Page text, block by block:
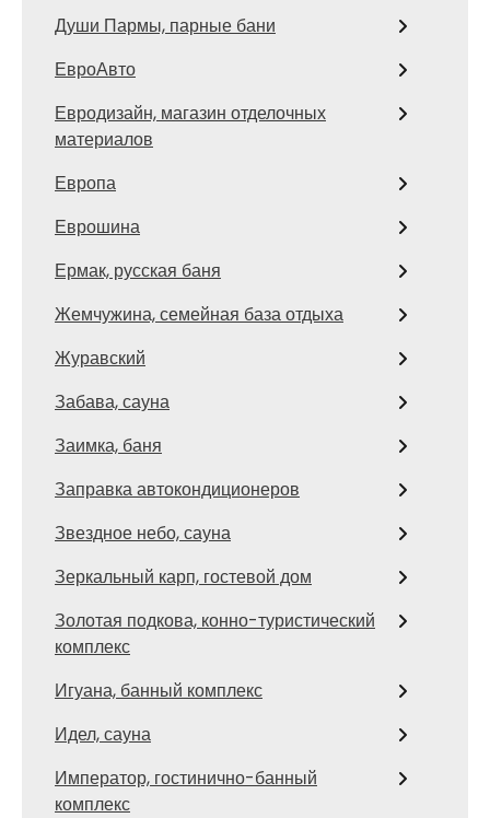
Души Пармы, парные бани
ЕвроАвто
Евродизайн, магазин отделочных
материалов
Европа
Еврошина
Ермак, русская баня
Жемчужина, семейная база отдыха
Журавский
Забава, сауна
Заимка, баня
Заправка автокондиционеров
Звездное небо, сауна
Зеркальный карп, гостевой дом
Золотая подкова, конно-туристический
комплекс
Игуана, банный комплекс
Идел, сауна
Император, гостинично-банный
комплекс